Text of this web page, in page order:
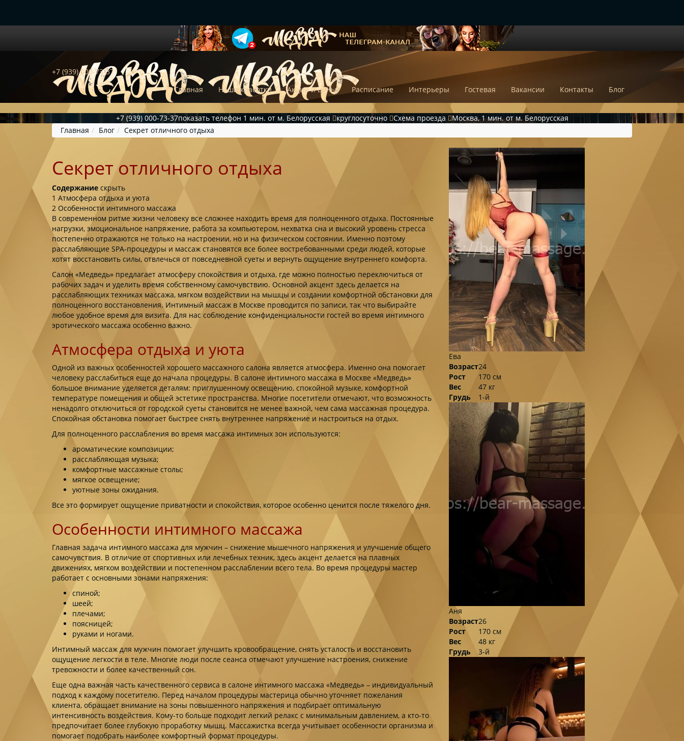
+7 (939) 000-73-37
Главная
Наши красотки Акции и цены Расписание Интерьеры Гостевая Вакансии Контакты Блог
+7 (939) 000-73-37показать телефон 1 мин. от м. Белорусская круглосуточно Схема проезда
Москва, 1 мин. от м. Белорусская
Главная
Блог Секрет отличного отдыха
Секрет отличного отдыха
Содержание скрыть
1 Атмосфера отдыха и уюта
2 Особенности интимного массажа
В современном ритме жизни человеку все сложнее находить время для полноценного отдыха. Постоянные
нагрузки, эмоциональное напряжение, работа за компьютером, нехватка сна и высокий уровень стресса
постепенно отражаются не только на настроении, но и на физическом состоянии. Именно поэтому
расслабляющие SPA-процедуры и массаж становятся все более востребованными среди людей, которые
хотят восстановить силы, отвлечься от повседневной суеты и вернуть ощущение внутреннего комфорта.
Салон «Медведь» предлагает атмосферу спокойствия и отдыха, где можно полностью переключиться от
рабочих задач и уделить время собственному самочувствию. Основной акцент здесь делается на
расслабляющих техниках массажа, мягком воздействии на мышцы и создании комфортной обстановки для
полноценного восстановления. Интимный массаж в Москве проводится по записи, так что выбирайте
любое удобное время для визита. Для нас соблюдение конфиденциальности гостей во время интимного
эротического массажа особенно важно.
Атмосфера отдыха и уюта
Одной из важных особенностей хорошего массажного салона является атмосфера. Именно она помогает
человеку расслабиться еще до начала процедуры. В салоне интимного массажа в Москве «Медведь»
большое внимание уделяется деталям: приглушенному освещению, спокойной музыке, комфортной
температуре помещения и общей эстетике пространства. Многие посетители отмечают, что возможность
ненадолго отключиться от городской суеты становится не менее важной, чем сама массажная процедура.
Спокойная обстановка помогает быстрее снять внутреннее напряжение и настроиться на отдых.
Для полноценного расслабления во время массажа интимных зон используются:
ароматические композиции;
расслабляющая музыка;
комфортные массажные столы;
мягкое освещение;
уютные зоны ожидания.
Все это формирует ощущение приватности и спокойствия, которое особенно ценится после тяжелого дня.
Особенности интимного массажа
Главная задача интимного массажа для мужчин – снижение мышечного напряжения и улучшение общего
самочувствия. В отличие от спортивных или лечебных техник, здесь акцент делается на плавных
движениях, мягком воздействии и постепенном расслаблении всего тела. Во время процедуры мастер
работает с основными зонами напряжения:
спиной;
шеей;
плечами;
поясницей;
руками и ногами.
Интимный массаж для мужчин помогает улучшить кровообращение, снять усталость и восстановить
ощущение легкости в теле. Многие люди после сеанса отмечают улучшение настроения, снижение
тревожности и более качественный сон.
Еще одна важная часть качественного сервиса в салоне интимного массажа «Медведь» – индивидуальный
подход к каждому посетителю. Перед началом процедуры мастерица обычно уточняет пожелания
клиента, обращает внимание на зоны повышенного напряжения и подбирает оптимальную
интенсивность воздействия. Кому-то больше подходит легкий релакс с минимальным давлением, а кто-то
предпочитает более глубокую проработку мышц. Массажистка всегда учитывает особенности организма и
помогает подобрать наиболее комфортный формат процедуры.
Ева
Возраст24
Рост
170 см
Вес
47 кг
Грудь
1-й
Аня
Возраст26
Рост
170 см
Вес
48 кг
Грудь
3-й